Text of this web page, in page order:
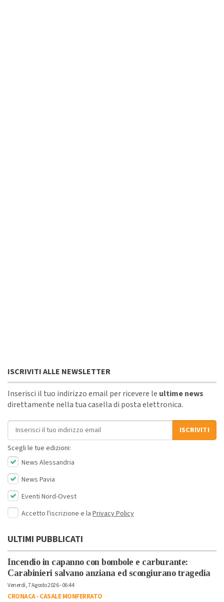
ISCRIVITI ALLE NEWSLETTER
Inserisci il tuo indirizzo email per ricevere le ultime news
direttamente nella tua casella di posta elettronica.
Indirizzo email
ISCRIVITI
Scegli le tue edizioni:
News Alessandria
News Pavia
Eventi Nord-Ovest
Accetto l'iscrizione e la Privacy Policy
ULTIMI PUBBLICATI
Incendio in capanno con bombole e carburante:
Carabinieri salvano anziana ed scongiurano tragedia
Venerdì, 7 Agosto 2026 - 06:44
CRONACA-CASALE MONFERRATO